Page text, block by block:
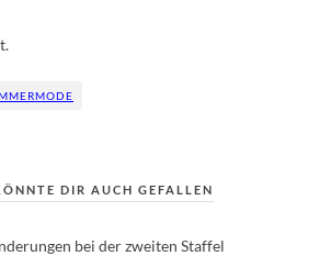
DIR AUCH GEFALLEN
bei der zweiten Staffel